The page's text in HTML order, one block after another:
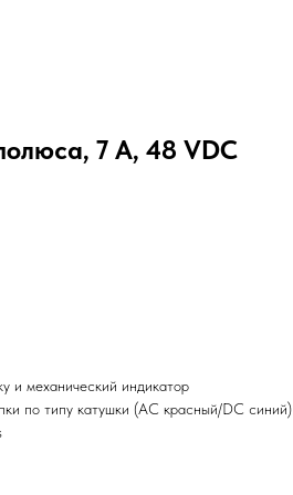
7 А, 48 VDC
и механический индикатор
по типу катушки (AC красный/DC синий)